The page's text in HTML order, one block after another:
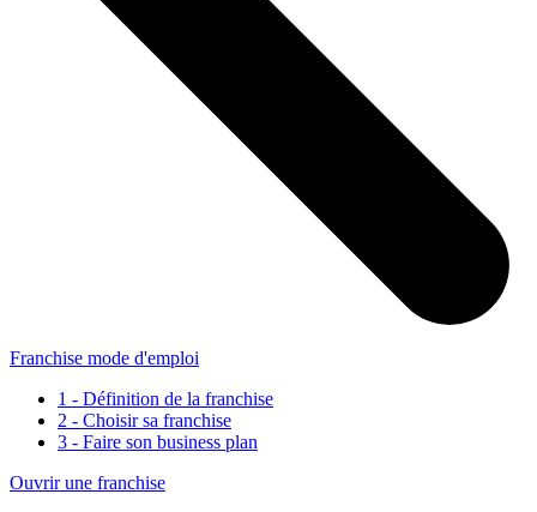
Franchise mode d'emploi
1 - Définition de la franchise
2 - Choisir sa franchise
3 - Faire son business plan
Ouvrir une franchise